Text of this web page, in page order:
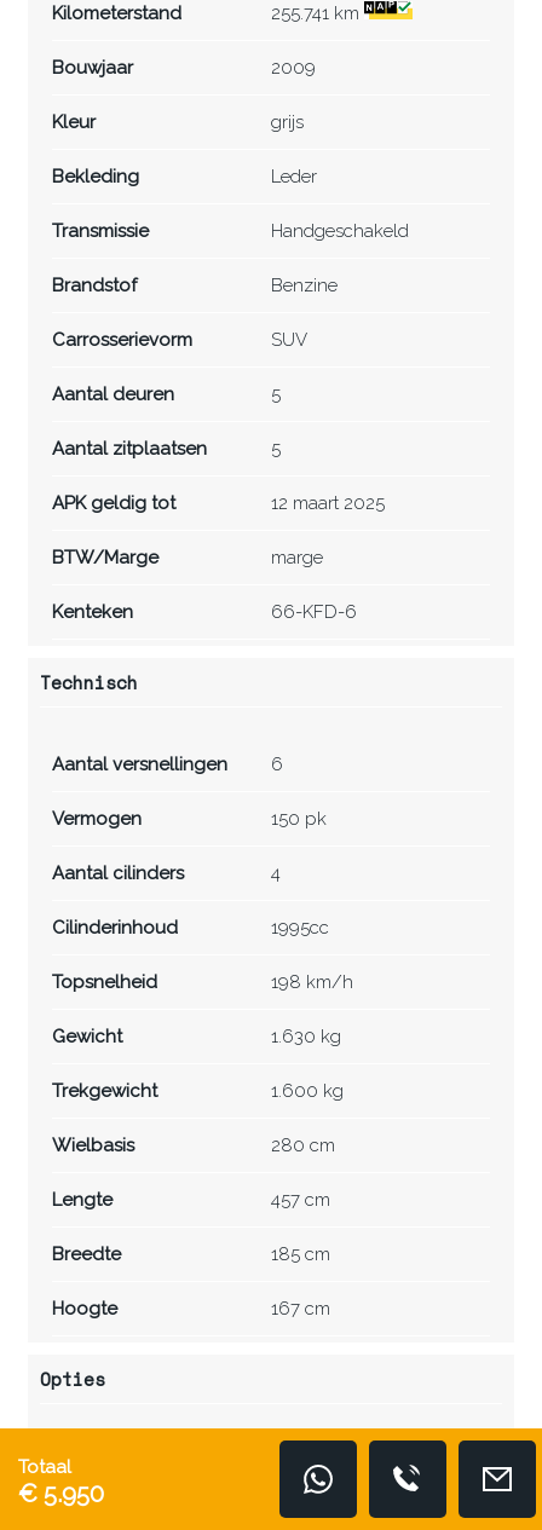
Kilometerstand 255.741 km
Bouwjaar 2009
Kleur grijs
Bekleding Leder
Transmissie Handgeschakeld
Brandstof Benzine
Carrosserievorm SUV
Aantal deuren 5
Aantal zitplaatsen 5
APK geldig tot 12 maart 2025
BTW/Marge marge
Kenteken 66-KFD-6
Technisch
Aantal versnellingen 6
Vermogen 150 pk
Aantal cilinders 4
Cilinderinhoud 1995cc
Topsnelheid 198 km/h
Gewicht 1.630 kg
Trekgewicht 1.600 kg
Wielbasis 280 cm
Lengte 457 cm
Breedte 185 cm
Hoogte 167 cm
Opties
Exterieur
Totaal
€ 5.950